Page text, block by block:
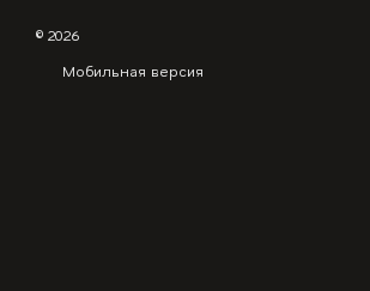
© 2026
Мобильная версия